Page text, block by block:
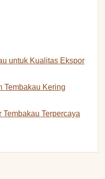
untuk Kualitas Ekspor
Tembakau Kering
Terpercaya